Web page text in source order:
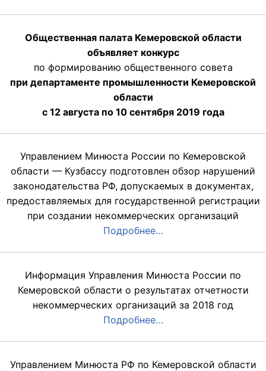
Общественная палата Кемеровской области
объявляет конкурс
по формированию общественного совета
при департаменте промышленности Кемеровской
области
с 12 августа по 10 сентября 2019 года
Управлением Минюста России по Кемеровской
области — Кузбассу подготовлен обзор нарушений
законодательства РФ, допускаемых в документах,
предоставляемых для государственной регистрации
при создании некоммерческих организаций
Подробнее…
Информация Управления Минюста России по
Кемеровской области о результатах отчетности
некоммерческих организаций за 2018 год
Подробнее…
Управлением Минюста РФ по Кемеровской области